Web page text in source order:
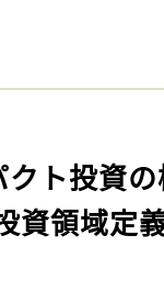
クト投資
資領域定